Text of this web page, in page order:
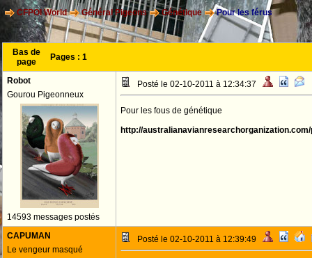
CFPOI World Général Pigeons Génétique Pour les férus
Bas de
page
Pages : 1
Robot
Gourou Pigeonneux
14593 messages postés
Posté le 02-10-2011 à 12:34:37
Pour les fous de génétique
http://australianavianresearchorganization.com/
CAPUMAN
Le vengeur masqué
Posté le 02-10-2011 à 12:39:49